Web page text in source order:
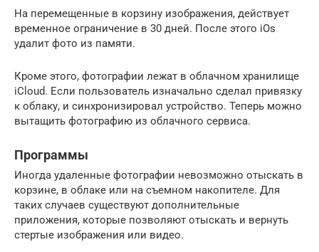
На перемещенные в корзину изображения, действует
временное ограничение в 30 дней. После этого iOs
удалит фото из памяти.
Кроме этого, фотографии лежат в облачном хранилище
iCloud. Если пользователь изначально сделал привязку
к облаку, и синхронизировал устройство. Теперь можно
вытащить фотографию из облачного сервиса.
Программы
Иногда удаленные фотографии невозможно отыскать в
корзине, в облаке или на съемном накопителе. Для
таких случаев существуют дополнительные
приложения, которые позволяют отыскать и вернуть
стертые изображения или видео.